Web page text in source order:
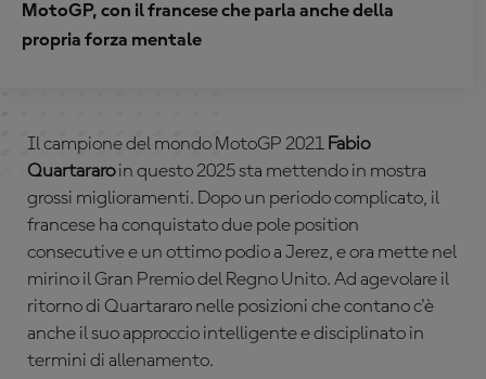
MotoGP, con il francese che parla anche della
propria forza mentale
Il campione del mondo MotoGP 2021 Fabio
Quartararoin questo 2025 sta mettendo in mostra
grossi miglioramenti. Dopo un periodo complicato, il
francese ha conquistato due pole position
consecutive e un ottimo podio a Jerez, e ora mette nel
mirino il Gran Premio del Regno Unito. Ad agevolare il
ritorno di Quartararo nelle posizioni che contano c'è
anche il suo approccio intelligente e disciplinato in
termini di allenamento.